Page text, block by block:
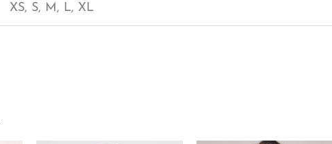
XS, S, M, L, XL